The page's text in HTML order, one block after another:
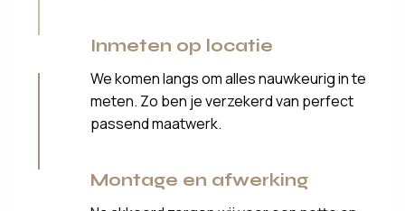
Inmeten op locatie
We komen langs om alles nauwkeurig in te
meten. Zo ben je verzekerd van perfect
passend maatwerk.
Montage en afwerking